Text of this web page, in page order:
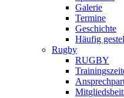
Galerie
Termine
Geschichte
Häufig
Rugby
RUGBY